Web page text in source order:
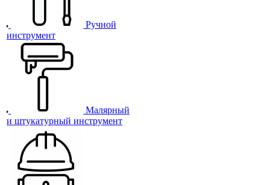
Ручной
инструмент
Малярный
и штукатурный инструмент